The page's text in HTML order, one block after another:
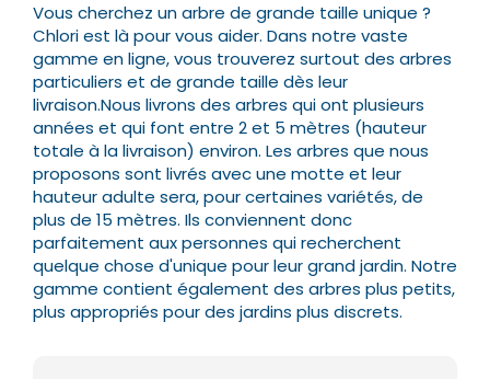
Vous cherchez un arbre de grande taille unique ?
Chlori est là pour vous aider. Dans notre vaste
gamme en ligne, vous trouverez surtout des arbres
particuliers et de grande taille dès leur
livraison.Nous livrons des arbres qui ont plusieurs
années et qui font entre 2 et 5 mètres (hauteur
totale à la livraison) environ. Les arbres que nous
proposons sont livrés avec une motte et leur
hauteur adulte sera, pour certaines variétés, de
plus de 15 mètres. Ils conviennent donc
parfaitement aux personnes qui recherchent
quelque chose d'unique pour leur grand jardin. Notre
gamme contient également des arbres plus petits,
plus appropriés pour des jardins plus discrets.